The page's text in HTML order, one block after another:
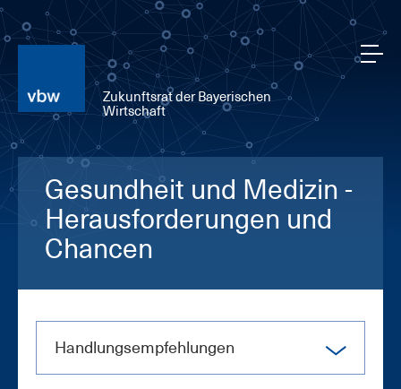
Zukunftsrat der Bayerischen
Wirtschaft
Gesundheit und Medizin -
Herausforderungen und
Chancen
Hand­lungs­emp­feh­lun­gen